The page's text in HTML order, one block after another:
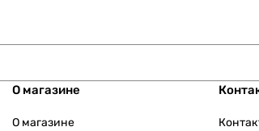
О магазине
О магазине